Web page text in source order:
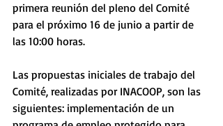
primera reunión del pleno del Comité
para el próximo 16 de junio a partir de
las 10:00 horas.
Las propuestas iniciales de trabajo del
Comité, realizadas por INACOOP, son las
siguientes: implementación de un